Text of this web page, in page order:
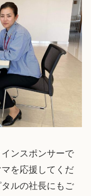
ンスポンサーで
を応援してくだ
ルの社長にもご